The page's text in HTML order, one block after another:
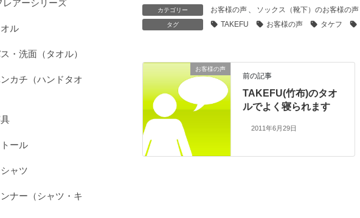
カテゴリー お客様の声 ソックス（靴下）のお客様の声
タグ TAKEFU お客様の声 タケフ
お客様の声
前の記事
TAKEFU(竹布)のタオ
ルでよく寝られます
2011年6月29日
レアーシリーズ
ル
・洗面（タオル）
カチ（ハンドタオ
ール
ャツ
ナー（シャツ・キ